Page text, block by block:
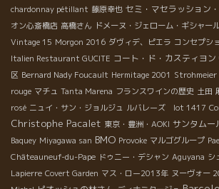
On a dégusté les NIT de Pacalet 2011 et
le 12 du minéral qui donne une fraîcheur
prolongement du minéral. Bon mariage
agréablement acidulés!! […]
chardonnay pétillant 藤原幸也 セミ・マセラッション
オン心斎橋店 高橋さん ドメーヌ・ジェローム・ギシャー
Vintage 15 Morgon 2016 ダヴィデ、ピエラ コンセプシ
Italien Restaurant GUCITE コート・ド・カスティヨン
区 Bernard Nady Foucault Hermitage 2001 Strohmeier
rouge マチュ Tanta Marena フランスワインの歴史 土田
rosé ニュイ・サン・ジョルジュ ルバレーズ lot 1417
Christophe Pacalet 東京・豊洲・AOKI サンタムー
Baquey Miyagawa san BMO Provoke マルゴグループ
Châteauneuf-du-Pape ドゥニー・デシャン Aguyana シ
Lapierre Covert Garden マス・ロー2013年 ヌーヴォー